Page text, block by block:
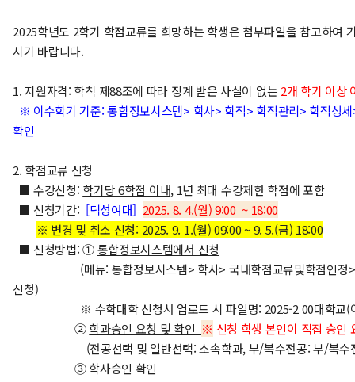
2025학년도 2학기 학점교류를 희망하는 학생은 첨부파일을 참고하여
시기 바랍니다.
1. 지원자격: 학칙 제88조에 따라 징계 받은 사실이 없는 2개 학기 이상
※ 이수학기 기준: 통합정보시스템> 학사> 학적> 학적관리> 학적상세
확인
2. 학점교류 신청
■ 수강신청: 학기당6학점 이내, 1년 최대 수강제한 학점에 포함
■ 신청기간: [덕성여대] 2025. 8. 4.(월) 9:00 ~ 18:00
※ 변경 및 취소 신청: 2025. 9. 1.(월) 09:00 ~ 9. 5.(금) 18:00
■ 신청방법: ①통합정보시스템에서 신청
(메뉴: 통합정보시스템> 학사> 국내학점교류및학점인정>
신청)
※ 수학대학 신청서 업로드 시파일명: 2025-2 00대학교(
②학과승인 요청 및 확인 ※ 신청 학생 본인이 직접 승인
(전공선택 및 일반선택: 소속학과, 부/복수전공: 부/복수
③ 학사승인 확인